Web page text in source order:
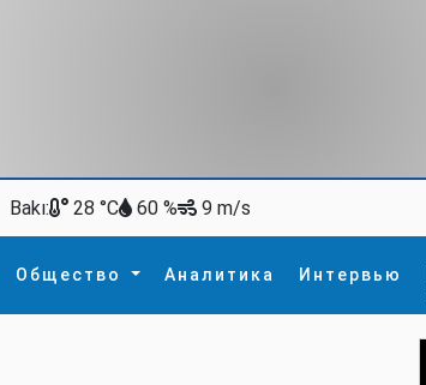
Bakı: 28 °C 60 % 9 m/s
Общество Аналитика Интервью